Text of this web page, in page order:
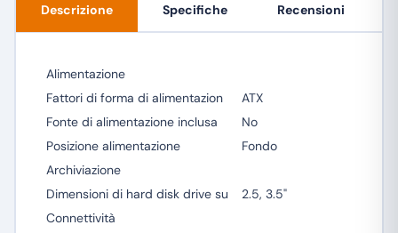
Descrizione Specifiche Recensioni
Alimentazione
Fattori di forma di alimentazion
ATX
Fonte di alimentazione inclusa
No
Posizione alimentazione
Fondo
Archiviazione
Dimensioni di hard disk drive su
2.5, 3.5"
Connettività